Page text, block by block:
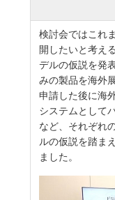
検討会ではこれ
開したいと考え
デルの仮説を発
みの製品を海外
申請した後に海
システムとして
など、それぞれ
ルの仮説を踏ま
ました。